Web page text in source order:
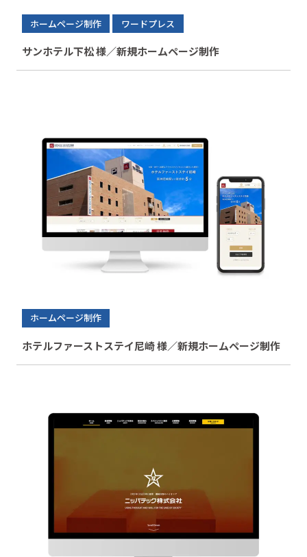
ホームページ制作 ワードプレス
サンホテル下松 様／新規ホームページ制作
ホームページ制作
ホテルファーストステイ尼崎 様／新規ホームページ制作